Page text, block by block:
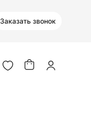
Заказать звонок